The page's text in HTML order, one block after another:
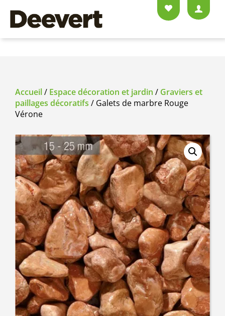
Accueil/ Espace décoration et jardin / Graviers et
paillages décoratifs / Galets de marbre Rouge
Vérone